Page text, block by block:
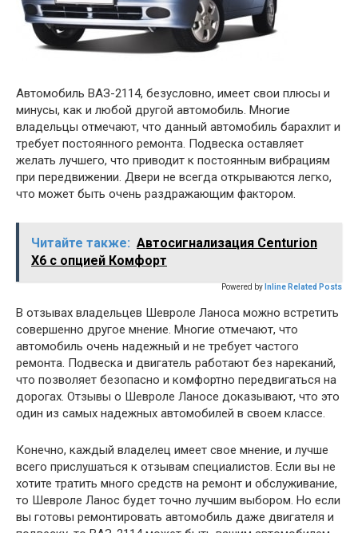
Автомобиль ВАЗ-2114, безусловно, имеет свои плюсы и
минусы, как и любой другой автомобиль. Многие
владельцы отмечают, что данный автомобиль барахлит и
требует постоянного ремонта. Подвеска оставляет
желать лучшего, что приводит к постоянным вибрациям
при передвижении. Двери не всегда открываются легко,
что может быть очень раздражающим фактором.
Читайте также: Автосигнализация Centurion
X6 с опцией Комфорт
Powered by Inline Related Posts
В отзывах владельцев Шевроле Ланоса можно встретить
совершенно другое мнение. Многие отмечают, что
автомобиль очень надежный и не требует частого
ремонта. Подвеска и двигатель работают без нареканий,
что позволяет безопасно и комфортно передвигаться на
дорогах. Отзывы о Шевроле Ланосе доказывают, что это
один из самых надежных автомобилей в своем классе.
Конечно, каждый владелец имеет свое мнение, и лучше
всего прислушаться к отзывам специалистов. Если вы не
хотите тратить много средств на ремонт и обслуживание,
то Шевроле Ланос будет точно лучшим выбором. Но если
вы готовы ремонтировать автомобиль даже двигателя и